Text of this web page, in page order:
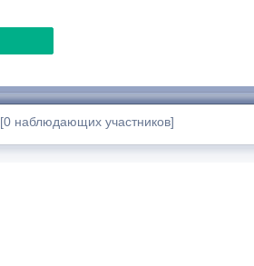
[0 наблюдающих участников]